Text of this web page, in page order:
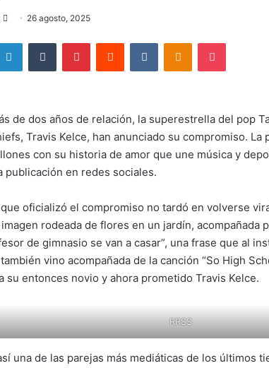
Send
email
26 agosto, 2025
LinkedInTumblr PinterestReddit VKontakteOdnoklassniki
Pocket
de dos años de relación, la superestrella del pop
Travis Kelce, han anunciado su compromiso. La
con su historia de amor que une música y
publicación en redes sociales.
oficializó el compromiso no tardó en volverse
rodeada de flores en un jardín, acompañada
de gimnasio se van a casar”, una frase que al
vino acompañada de la canción “So High
su entonces novio y ahora prometido Travis Kelce.
RRSS
una de las parejas más mediáticas de los últimos